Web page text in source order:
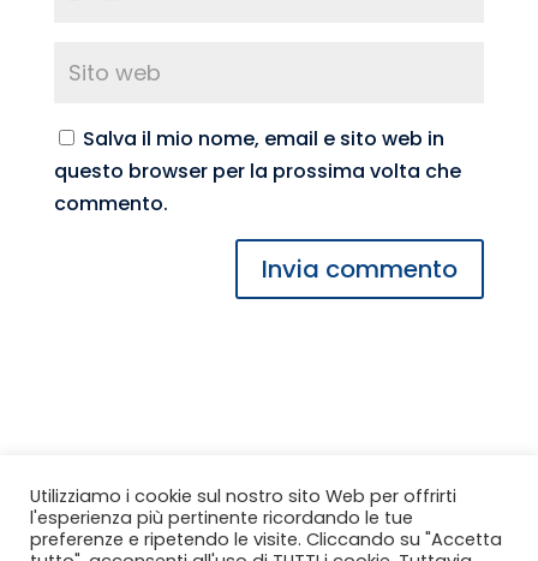
Salva il mio nome, email e sito web in
questo browser per la prossima volta che
commento.
CONFIDI MACERATA Soc. Coop. per Azioni
Via Weiden 35, 62100 Macerata
Utilizziamo i cookie sul nostro sito Web per offrirti
l'esperienza più pertinente ricordando le tue
preferenze e ripetendo le visite. Cliccando su "Accetta